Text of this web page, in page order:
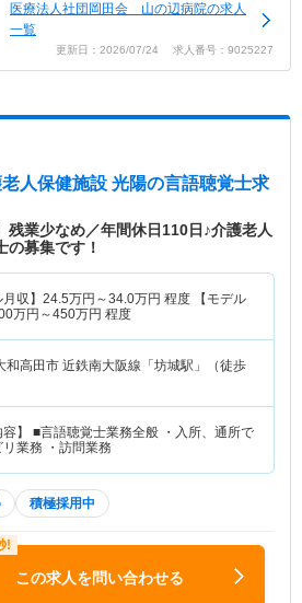
医療法人社団岡田会 山の辺病院の求人
一覧
更新日：2026/07/24 求人番号：9025227
人保健施設 光陽の言語聴覚士求
残業少なめ／年間休日110日♪介護老人
の募集です！
収】 24.5万円～34.0万円 程度 【モデル
万円～450万円 程度
和高田市 近鉄南大阪線「坊城駅」（徒歩
容】 ■言語聴覚士業務全般 ・入所、通所で
業務 ・訪問業務
積極採用中
この求人を問い合わせる